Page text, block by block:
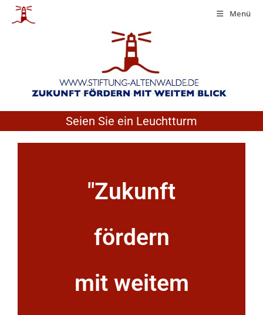
Menü
Seien Sie ein Leuchtturm
"Zukunft
fördern
mit weitem